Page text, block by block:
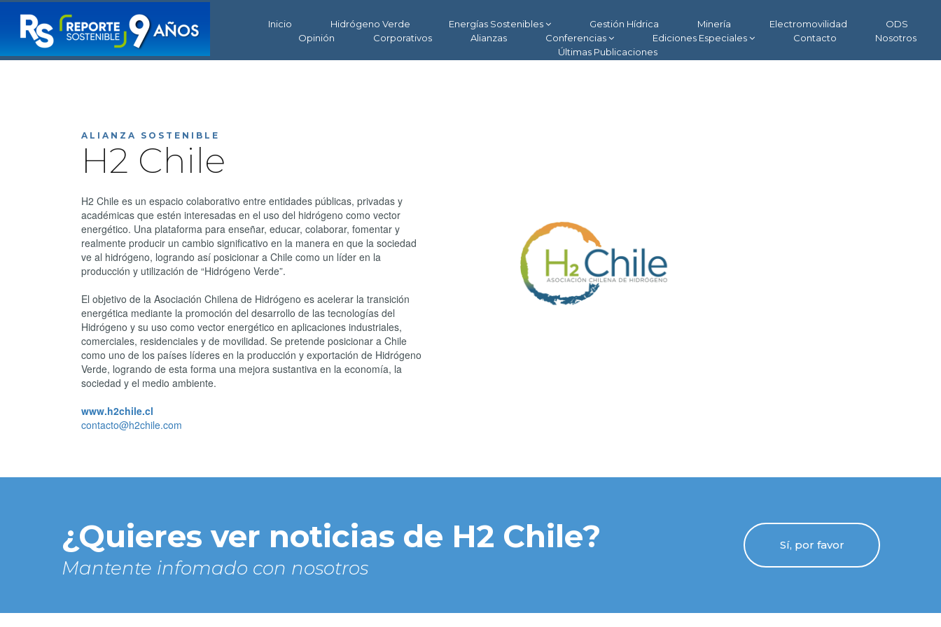
Inicio Hidrógeno Verde Energías Sostenibles Gestión Hídrica Minería Electromovilidad
ODS
Opinión
Corporativos Alianzas Conferencias Ediciones Especiales Contacto
Nosotros
Últimas Publicaciones
ALIANZA SOSTENIBLE
H2 Chile
H2 Chile es un espacio colaborativo entre entidades públicas, privadas y
académicas que estén interesadas en el uso del hidrógeno como vector
energético. Una plataforma para enseñar, educar, colaborar, fomentar y
realmente producir un cambio significativo en la manera en que la sociedad
ve al hidrógeno, logrando así posicionar a Chile como un líder en la
producción y utilización de “Hidrógeno Verde”.
El objetivo de la Asociación Chilena de Hidrógeno es acelerar la transición
energética mediante la promoción del desarrollo de las tecnologías del
Hidrógeno y su uso como vector energético en aplicaciones industriales,
comerciales, residenciales y de movilidad. Se pretende posicionar a Chile
como uno de los países líderes en la producción y exportación de Hidrógeno
Verde, logrando de esta forma una mejora sustantiva en la economía, la
sociedad y el medio ambiente.
www.h2chile.cl
contacto@h2chile.com
¿Quieres ver noticias de H2 Chile?
Mantente infomado con nosotros
Sí, por favor